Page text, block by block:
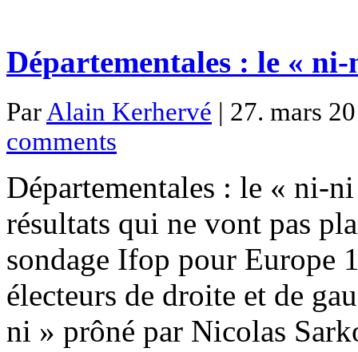
Départementales : le «
Par Alain Kerhervé | 27. mars
comments
Départementales : le « ni-
résultats qui ne vont pas
sondage Ifop pour Europe
électeurs de droite et de
ni » prôné par Nicolas